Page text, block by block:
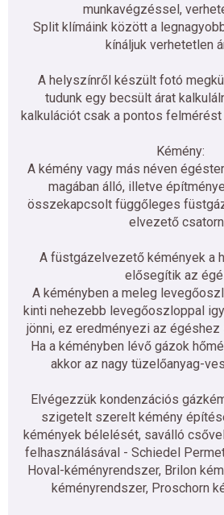
munkavégzéssel,
Split klímáink között a
kínáljuk verhetetlen
A helyszínről készült fotó
tudunk egy becsült árat
kalkulációt csak a pontos felmérést
Kémény:
A kémény vagy más néven
magában álló, illetve
összekapcsolt függőleges
elvezető
A füstgázelvezető kémények a
elősegítik az
A kéményben a meleg
kinti nehezebb levegőoszloppal
jönni, ez eredményezi az
Ha a kéményben lévő gázok
akkor az nagy tüzelőanyag-
Elvégezzük kondenzációs
szigetelt szerelt kémény
kémények bélelését, saválló
felhasználásával - Schiedel
Hoval-kéményrendszer, Brilon
kéményrendszer, Proschorn